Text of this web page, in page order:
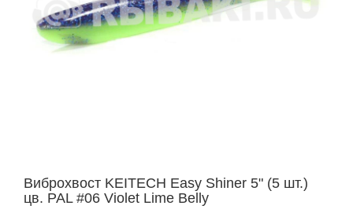
Виброхвост KEITECH Easy Shiner 5" (5 шт.)
цв. PAL #06 Violet Lime Belly